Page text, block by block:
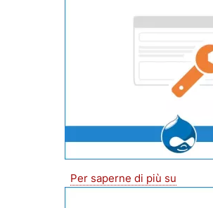
Per saperne di più su